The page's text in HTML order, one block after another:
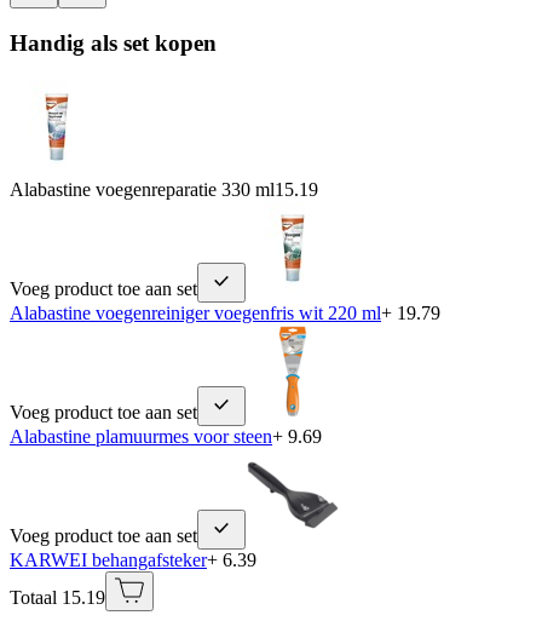
Handig als set kopen
Alabastine voegenreparatie 330 ml15.19
Voeg product toe aan set
Alabastine voegenreiniger voegenfris wit 220 ml+ 19.79
Voeg product toe aan set
Alabastine plamuurmes voor steen+ 9.69
Voeg product toe aan set
KARWEI behangafsteker+ 6.39
Totaal 15.19